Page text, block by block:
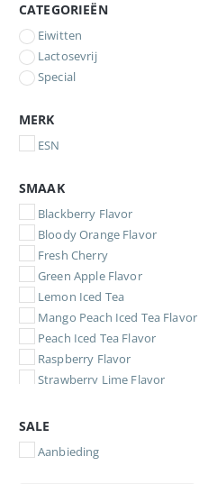
CATEGORIEËN
Eiwitten
Lactosevrij
Special
MERK
ESN
SMAAK
Blackberry Flavor
Bloody Orange Flavor
Fresh Cherry
Green Apple Flavor
Lemon Iced Tea
Mango Peach Iced Tea Flavor
Peach Iced Tea Flavor
Raspberry Flavor
Strawberry Lime Flavor
SALE
Aanbieding